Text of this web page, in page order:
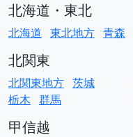
北海道・東北
北海道 東北地方 青森
北関東
北関東地方 茨城
栃木 群馬
甲信越